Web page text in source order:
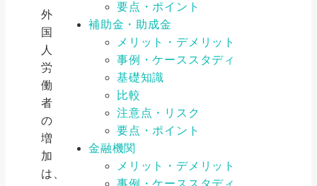
外
国
人
労
働
者
の
増
加
は、
要点・ポイント
補助金・助成金
メリット・デメリット
事例・ケーススタディ
基礎知識
比較
注意点・リスク
要点・ポイント
金融機関
メリット・デメリット
事例・ケーススタディ